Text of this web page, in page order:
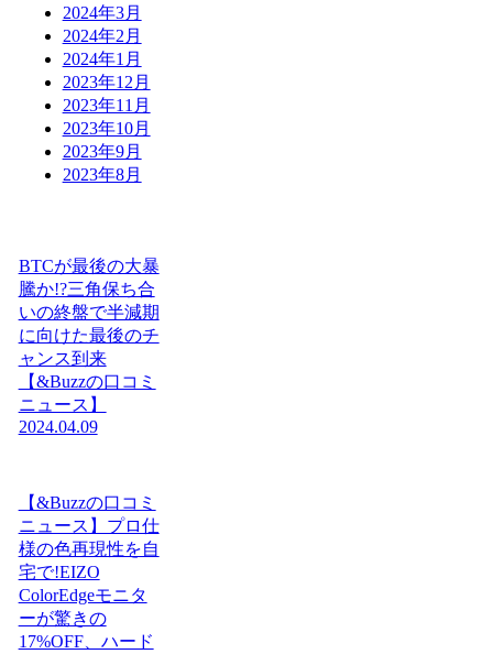
2024年3月
2024年2月
2024年1月
2023年12月
2023年11月
2023年10月
2023年9月
2023年8月
BTCが最後の大暴
騰か!?三角保ち合
いの終盤で半減期
に向けた最後のチ
ャンス到来
【&Buzzの口コミ
ニュース】
2024.04.09
【&Buzzの口コミ
ニュース】プロ仕
様の色再現性を自
宅で!EIZO
ColorEdgeモニタ
ーが驚きの
17%OFF、ハード